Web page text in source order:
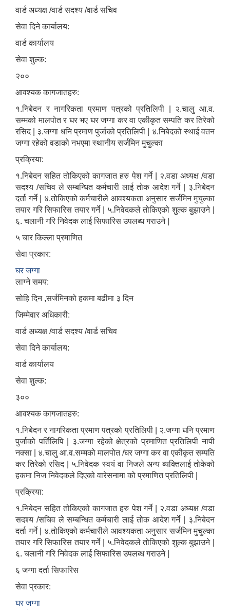
वार्ड अध्यक्ष /वार्ड सदश्य /वार्ड सचिव
सेवा दिने कार्यालय:
वार्ड कार्यालय
सेवा शुल्क:
२००
आवश्यक कागजातहरु:
१.निबेदन र नागरिकता प्रमाण पत्रको प्रतिलिपी | २.चालु आ.व.
सम्मको मालपोत र घर भए घर जग्गा कर वा एकीकृत सम्पति कर तिरेको
रसिद | ३.जग्गा धनि प्रमाण पुर्जाको प्रतिलिपी | ४.निबेदको स्थाई वतन
जग्गा रहेको वडाको नभएमा स्थानीय सर्जमिन मुचुल्का
प्रक्रिया:
१.निबेदन सहित तोकिएको कागजात हरु पेश गर्ने | २.वडा अध्यक्ष /वडा
सदश्य /सचिव ले सम्बन्धित कर्मचारी लाई तोक आदेश गर्ने | ३.निबेदन
दर्ता गर्ने | ४.तोकिएको कर्मचारीले आवश्यकता अनुसार सर्जमिन मुचुल्का
तयार गरि सिफारिस तयार गर्ने | ५.निवेदकले तोकिएको शुल्क बुझाउने |
६. चलानी गरि निवेदक लाई सिफारिस उपलब्ध गराउने |
५ चार किल्ला प्रमाणित
सेवा प्रकार:
घर जग्गा
लाग्ने समय:
सोहि दिन ,सर्जमिनको हकमा बढीमा ३ दिन
जिम्मेवार अधिकारी:
वार्ड अध्यक्ष /वार्ड सदश्य /वार्ड सचिव
सेवा दिने कार्यालय:
वार्ड कार्यालय
सेवा शुल्क:
३००
आवश्यक कागजातहरु:
१.निबेदन र नागरिकता प्रमाण पत्रको प्रतिलिपी | २.जग्गा धनि प्रमाण
पुर्जाको पर्तिलिपि | ३.जग्गा रहेको क्षेत्रको प्रमाणित प्रतिलिपी नापी
नक्सा | ४.चालु आ.व.सम्मको मालपोत /घर जग्गा कर वा एकीकृत सम्पति
कर तिरेको रसिद | ५.निवेदक स्वयं वा निजले अन्य ब्यक्तिलाई तोकेको
हकमा निज निवेदकले दिएको वारेसनामा को प्रमाणित प्रतिलिपी |
प्रक्रिया:
१.निबेदन सहित तोकिएको कागजात हरु पेश गर्ने | २.वडा अध्यक्ष /वडा
सदश्य /सचिव ले सम्बन्धित कर्मचारी लाई तोक आदेश गर्ने | ३.निबेदन
दर्ता गर्ने | ४.तोकिएको कर्मचारीले आवश्यकता अनुसार सर्जमिन मुचुल्का
तयार गरि सिफारिस तयार गर्ने | ५.निवेदकले तोकिएको शुल्क बुझाउने |
६. चलानी गरि निवेदक लाई सिफारिस उपलब्ध गराउने |
६ जग्गा दर्ता सिफारिस
सेवा प्रकार:
घर जग्गा